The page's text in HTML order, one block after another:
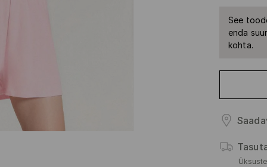
See
enda
kohta.